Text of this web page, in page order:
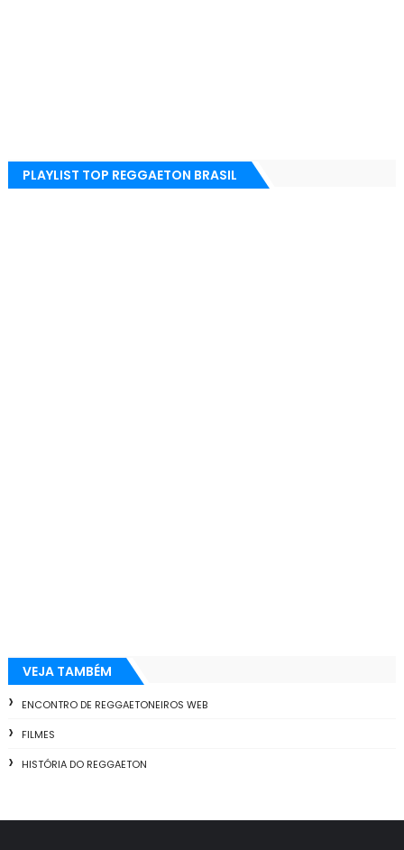
PLAYLIST TOP REGGAETON BRASIL
VEJA TAMBÉM
ENCONTRO DE REGGAETONEIROS WEB
FILMES
HISTÓRIA DO REGGAETON